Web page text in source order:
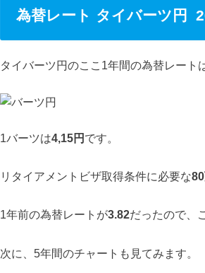
為替レート タイバーツ円
タイバーツ円のここ1年間の為替レート
1バーツは4,15円 です。
リタイアメントビザ取得条件に必要な
1年前の為替レートが3.82だったので、
次に、5年間のチャートも見てみます。